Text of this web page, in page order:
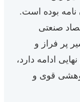
نامه بوده است.
صنعتی
پر فراز و
ادامه دارد،
قوی و